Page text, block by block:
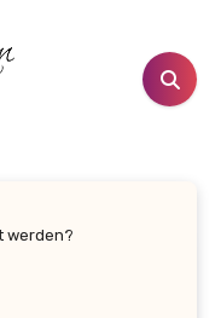
werden?